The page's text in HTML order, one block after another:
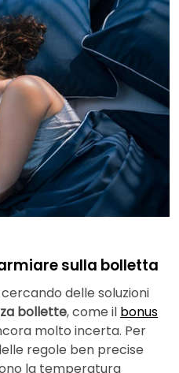
sulla bolletta
delle soluzioni
bollette, come il bonus
molto incerta. Per
regole ben precise
la temperatura